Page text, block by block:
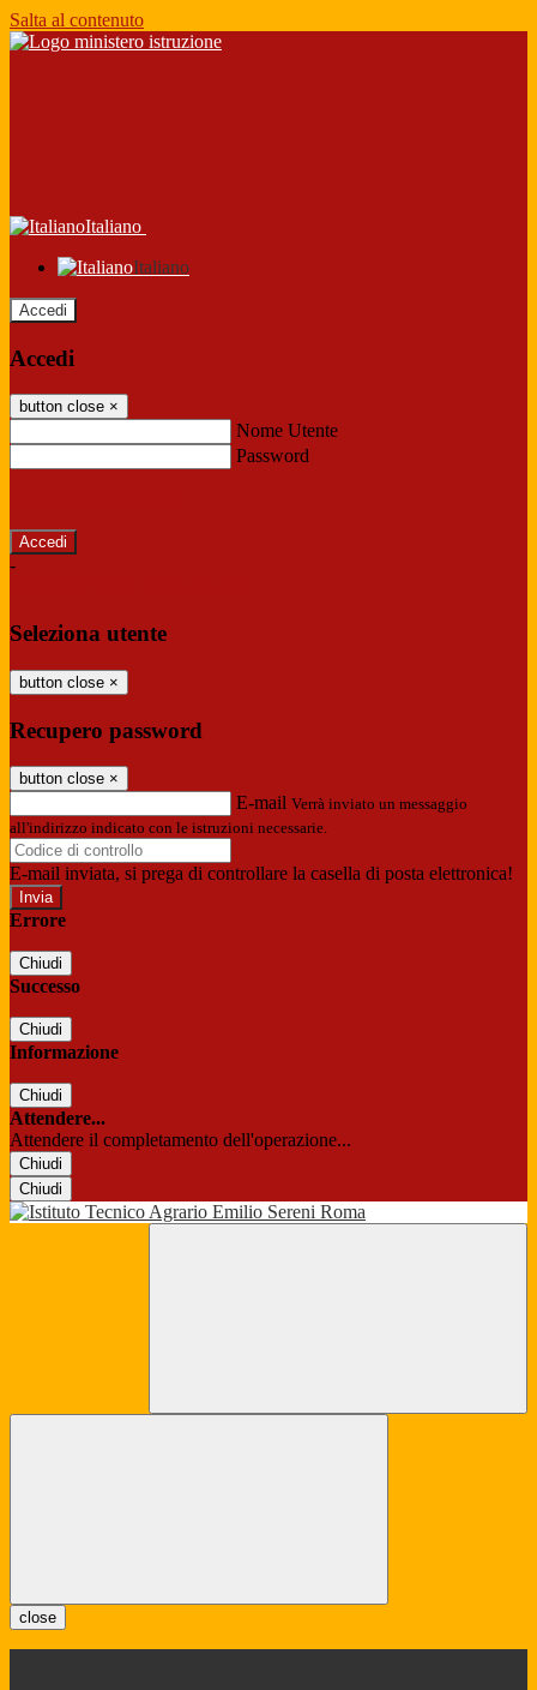
Salta al contenuto
Italiano
Italiano
Accedi
Accedi
button close ×
Nome Utente
Password
-
Seleziona utente
button close ×
Recupero password
button close ×
E-mail Verrà inviato un messaggio
all'indirizzo indicato con le istruzioni necessarie.
E-mail inviata, si prega di controllare la casella di posta elettronica!
Errore
Chiudi
Successo
Chiudi
Informazione
Chiudi
Attendere...
Attendere il completamento dell'operazione...
Chiudi
Chiudi
close